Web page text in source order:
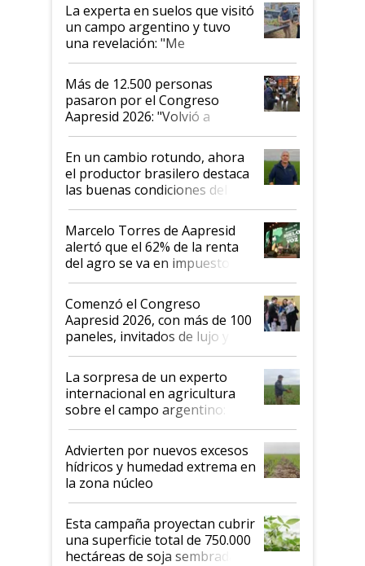
La experta en suelos que visitó
un campo argentino y tuvo
una revelación: "Me
impresionó mucho"
Más de 12.500 personas
pasaron por el Congreso
Aapresid 2026: "Volvió a
demostrar que hablar del
suelo es hablar de todo el
sistema productivo"
En un cambio rotundo, ahora
el productor brasilero destaca
las buenas condiciones del
agro argentino para invertir:
"Los veo más motivados"
Marcelo Torres de Aapresid
alertó que el 62% de la renta
del agro se va en impuestos:
"No es bueno que en
Argentina se sigan discutiendo
las mismas cosas de hace 50
años"
Comenzó el Congreso
Aapresid 2026, con más de 100
paneles, invitados de lujo y
todas las tendencias
La sorpresa de un experto
internacional en agricultura
sobre el campo argentino:
"Estoy muy impresionado"
Advierten por nuevos excesos
hídricos y humedad extrema en
la zona núcleo
Esta campaña proyectan cubrir
una superficie total de 750.000
hectáreas de soja sembradas